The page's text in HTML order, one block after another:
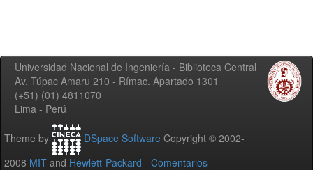
Universidad Nacional de Ingeniería - Biblioteca Central
Av. Túpac Amaru 210 - Rímac. Apartado 1301
(+51) (01) 4811070
Lima - Perú
Theme by DSpace Software Copyright © 2002-
2008 MIT and Hewlett-Packard - Comentarios